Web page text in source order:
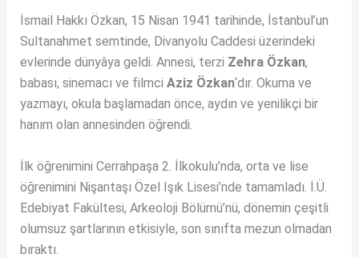
İsmail Hakkı Özkan, 15 Nisan 1941 tarihinde, İstanbul’un
Sultanahmet semtinde, Divanyolu Caddesi üzerindeki
evlerinde dünyâya geldi. Annesi, terzi Zehra Özkan,
babası, sinemacı ve filmci Aziz Özkan‘dır. Okuma ve
yazmayı, okula başlamadan önce, aydın ve yenilikçi bir
hanım olan annesinden öğrendi.
İlk öğrenimini Cerrahpaşa 2. İlkokulu’nda, orta ve lise
öğrenimini Nişantaşı Özel Işık Lisesi’nde tamamladı. İ.Ü.
Edebiyat Fakültesi, Arkeoloji Bölümü’nü, dönemin çeşitli
olumsuz şartlarının etkisiyle, son sınıfta mezun olmadan
bıraktı.